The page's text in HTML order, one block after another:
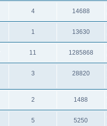
4 14688
1 13630
11 1285868
3 28820
2 1488
5 5250